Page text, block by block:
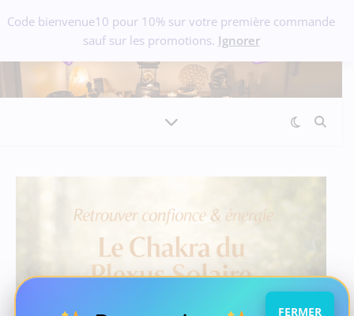
Code bienvenue10 pour 10% sur votre première commande
sauf sur les promotions. Ignorer
FERMER